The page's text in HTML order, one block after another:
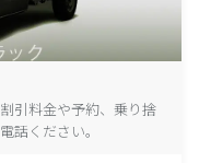
引料金や予約、乗り捨
話ください。